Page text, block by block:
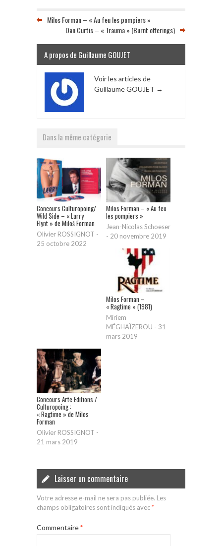
Milos Forman – « Au feu les pompiers »
Dan Curtis – « Trauma » (Burnt offerings)
A propos de Guillaume GOUJET
Voir les articles de
Guillaume GOUJET →
Dans la même catégorie
Concours Culturopoing/
Wild Side – « Larry
Flynt » de Miloš Forman
Olivier ROSSIGNOT -
25 octobre 2022
Milos Forman – « Au feu
les pompiers »
Jean-Nicolas Schoeser
- 20 novembre 2019
Milos Forman –
« Ragtime » (1981)
Miriem
MÉGHAÏZEROU - 31
mars 2019
Concours Arte Editions /
Culturopoing :
« Ragtime » de Milos
Forman
Olivier ROSSIGNOT -
21 mars 2019
Laisser un commentaire
Votre adresse e-mail ne sera pas publiée. Les
champs obligatoires sont indiqués avec*
Commentaire*